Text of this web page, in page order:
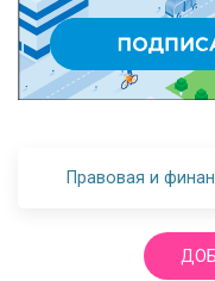
Правовая и